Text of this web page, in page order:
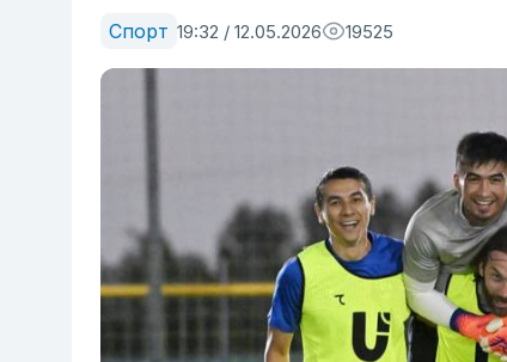
Спорт 19:32 / 12.05.2026 19525